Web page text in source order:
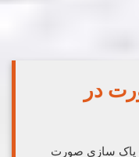
در
پاک سازی صورت